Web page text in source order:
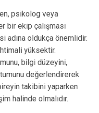
psikolog veya
bir ekip çalışması
adına oldukça önemlidir.
yüksektir.
bilgi düzeyini,
değerlendirerek
takibini yaparken
halinde olmalıdır.